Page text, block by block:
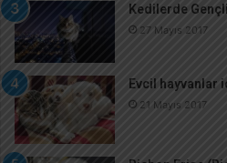
Kedilerde
27 Mayıs 2017
Evcil hayvanlar
21 Mayıs 2017